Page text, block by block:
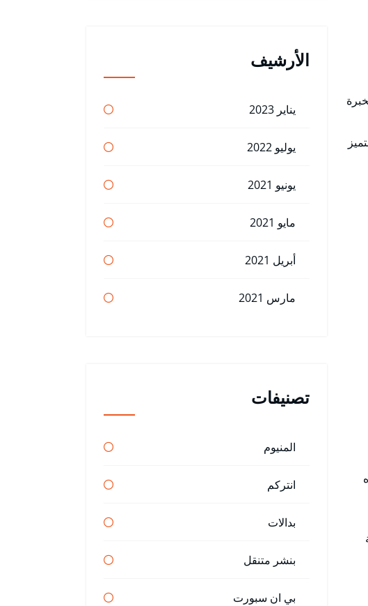
الأرشيف
يناير 2023
يوليو 2022
يونيو 2021
مايو 2021
أبريل 2021
مارس 2021
تصنيفات
المنيوم
انتركم
بدالات
بنشر متنقل
بي ان سبورت